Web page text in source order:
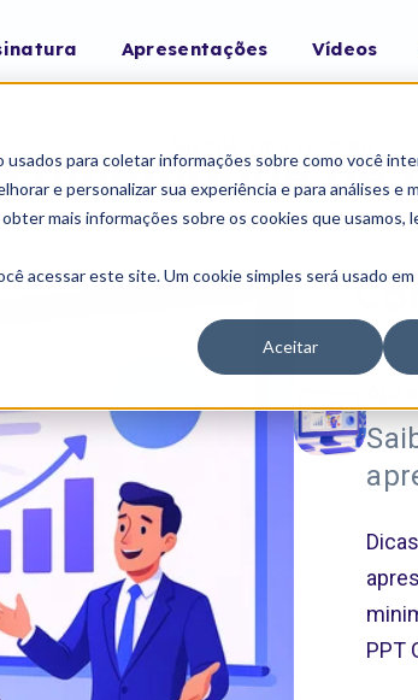
para coletar informações sobre como você
e personalizar sua experiência e para análises e
mais informações sobre os cookies que usamos,
acessar este site. Um cookie simples será usado
Aceitar
Apresentações Vídeos
comunidade de
PPT